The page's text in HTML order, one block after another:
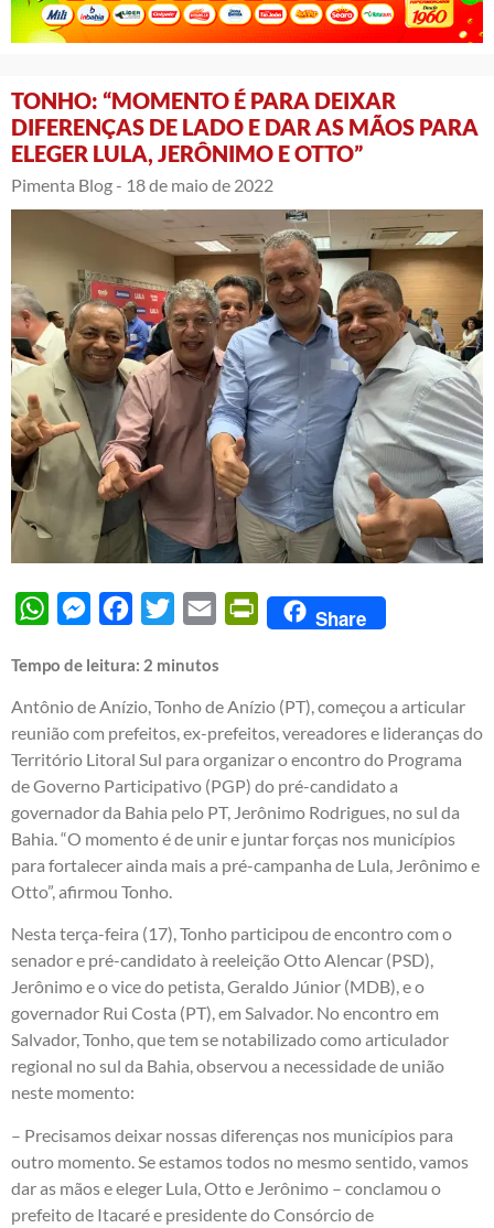
TONHO: “MOMENTO É PARA DEIXAR
DIFERENÇAS DE LADO E DAR AS MÃOS PARA
ELEGER LULA, JERÔNIMO E OTTO”
Pimenta Blog - 18 de maio de 2022
WhatsAppMessengerFacebook
Twitter Email PrintFriendly
Share
Tempo de leitura: 2 minutos
Antônio de Anízio, Tonho de Anízio (PT), começou a articular
reunião com prefeitos, ex-prefeitos, vereadores e lideranças do
Território Litoral Sul para organizar o encontro do Programa
de Governo Participativo (PGP) do pré-candidato a
governador da Bahia pelo PT, Jerônimo Rodrigues, no sul da
Bahia. “O momento é de unir e juntar forças nos municípios
para fortalecer ainda mais a pré-campanha de Lula, Jerônimo e
Otto”, afirmou Tonho.
Nesta terça-feira (17), Tonho participou de encontro com o
senador e pré-candidato à reeleição Otto Alencar (PSD),
Jerônimo e o vice do petista, Geraldo Júnior (MDB), e o
governador Rui Costa (PT), em Salvador. No encontro em
Salvador, Tonho, que tem se notabilizado como articulador
regional no sul da Bahia, observou a necessidade de união
neste momento:
– Precisamos deixar nossas diferenças nos municípios para
outro momento. Se estamos todos no mesmo sentido, vamos
dar as mãos e eleger Lula, Otto e Jerônimo – conclamou o
prefeito de Itacaré e presidente do Consórcio de